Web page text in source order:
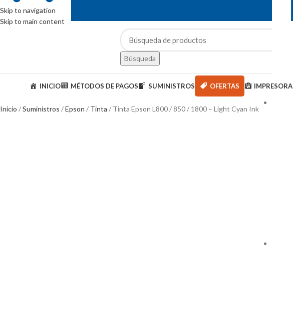
Skip to navigation
Skip to main content
Búsqueda
INICIO MÉTODOS DE PAGOS SUMINISTROS OFERTAS IMPRESORA
Inicio Suministros Epson Tinta Tinta Epson L800 / 850 / 1800 – Light Cyan Ink